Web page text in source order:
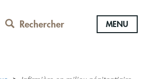
Rechercher MENU